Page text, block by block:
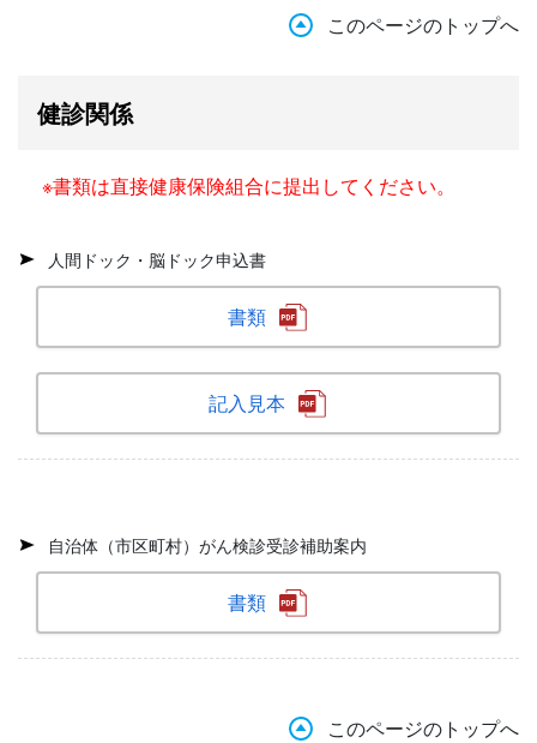
このページのトップへ
健診関係
※書類は直接健康保険組合に提出してください。
人間ドック・脳ドック申込書
書類
記入見本
自治体（市区町村）がん検診受診補助案内
書類
このページのトップへ